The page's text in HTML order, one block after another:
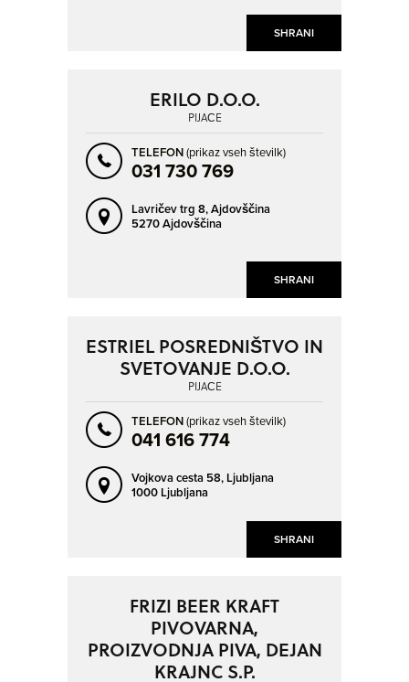
SHRANI
SHRANI
ERILO D.O.O.
PIJAČE
TELEFON(prikaz vseh številk)
031 730 769
Lavričev trg 8,Ajdovščina
5270 Ajdovščina
SHRANI
ESTRIEL POSREDNIŠTVO IN
SVETOVANJE D.O.O.
PIJAČE
TELEFON(prikaz vseh številk)
041 616 774
Vojkova cesta 58, Ljubljana
1000 Ljubljana
FRIZI BEER KRAFT
PIVOVARNA,
PROIZVODNJA PIVA, DEJAN
KRAJNC S.P.